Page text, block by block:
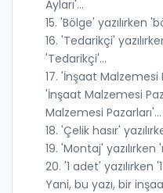
Ayları'...
15. 'Bölge' yazılırken
16. 'Tedarikçi'
'Tedarikçi'...
17. 'İnşaat Malzemesi
'İnşaat Malzemesi
Malzemesi Pazarları'...
18. 'Çelik hasır'
19. 'Montaj'
20. '1 adet' yazılırken
Yani, bu yazı, bir